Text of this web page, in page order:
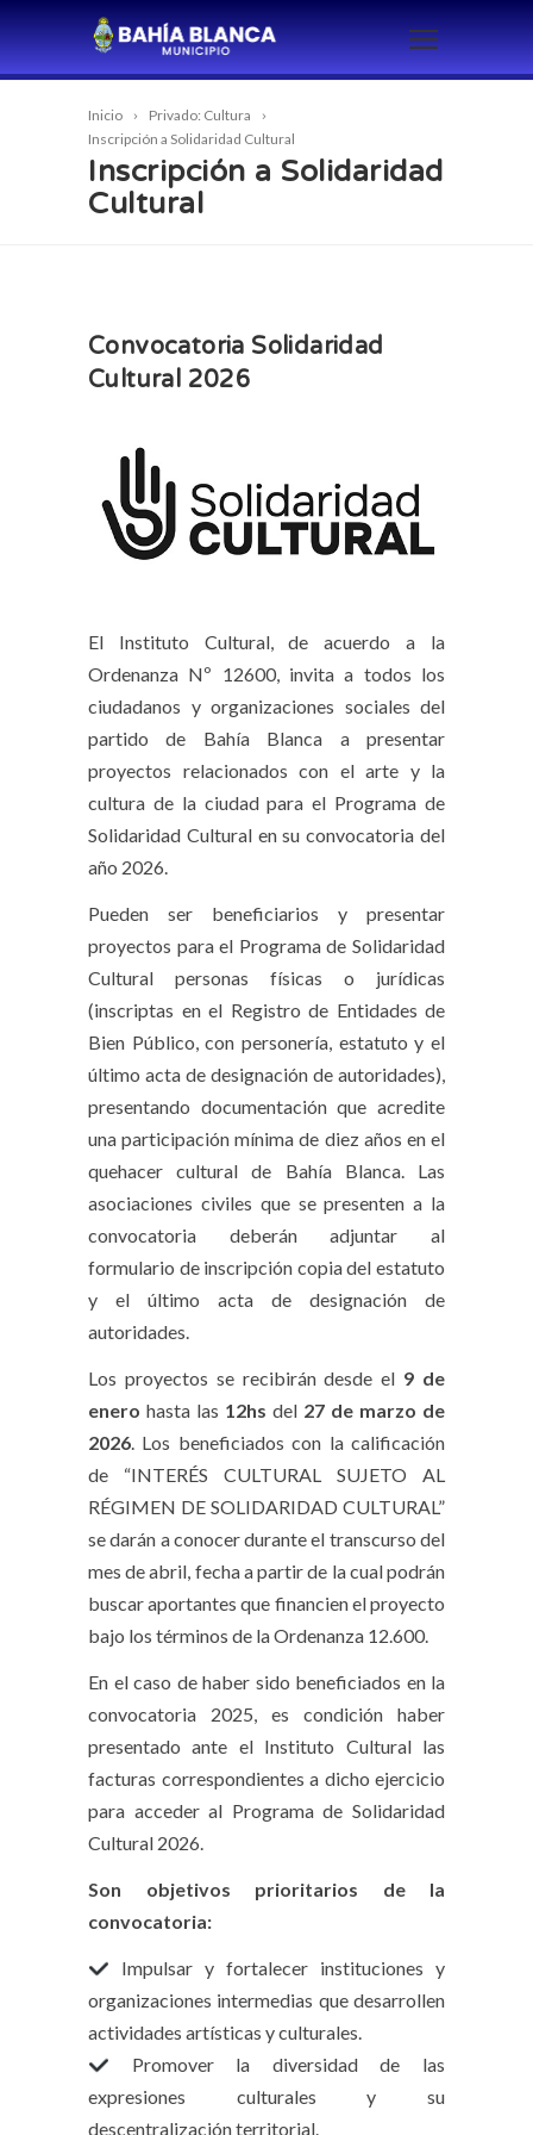
Inicio
Privado: Cultura
Inscripción a Solidaridad Cultural
Inscripción a Solidaridad
Cultural
Convocatoria Solidaridad
Cultural 2026
El Instituto Cultural, de acuerdo a la
Ordenanza Nº 12600, invita a todos los
ciudadanos y organizaciones sociales del
partido de Bahía Blanca a presentar
proyectos relacionados con el arte y la
cultura de la ciudad para el Programa de
Solidaridad Cultural en su convocatoria del
año 2026.
Pueden ser beneficiarios y presentar
proyectos para el Programa de Solidaridad
Cultural personas físicas o jurídicas
(inscriptas en el Registro de Entidades de
Bien Público, con personería, estatuto y el
último acta de designación de autoridades),
presentando documentación que acredite
una participación mínima de diez años en el
quehacer cultural de Bahía Blanca. Las
asociaciones civiles que se presenten a la
convocatoria deberán adjuntar al
formulario de inscripción copia del estatuto
y el último acta de designación de
autoridades.
Los proyectos se recibirán desde el 9 de
enero hasta las 12hs del 27 de marzo de
2026. Los beneficiados con la calificación
de “INTERÉS CULTURAL SUJETO AL
RÉGIMEN DE SOLIDARIDAD CULTURAL”
se darán a conocer durante el transcurso del
mes de abril, fecha a partir de la cual podrán
buscar aportantes que financien el proyecto
bajo los términos de la Ordenanza 12.600.
En el caso de haber sido beneficiados en la
convocatoria 2025, es condición haber
presentado ante el Instituto Cultural las
facturas correspondientes a dicho ejercicio
para acceder al Programa de Solidaridad
Cultural 2026.
Son objetivos prioritarios de la
convocatoria:
Impulsar y fortalecer instituciones y
organizaciones intermedias que desarrollen
actividades artísticas y culturales.
Promover la diversidad de las
expresiones culturales y su
descentralización territorial.